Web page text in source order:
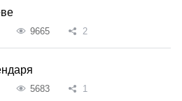
9665 2
5683 1